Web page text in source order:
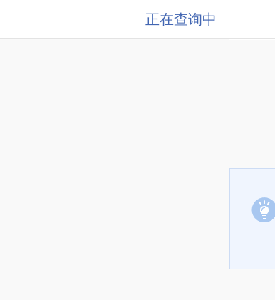
正在查询中